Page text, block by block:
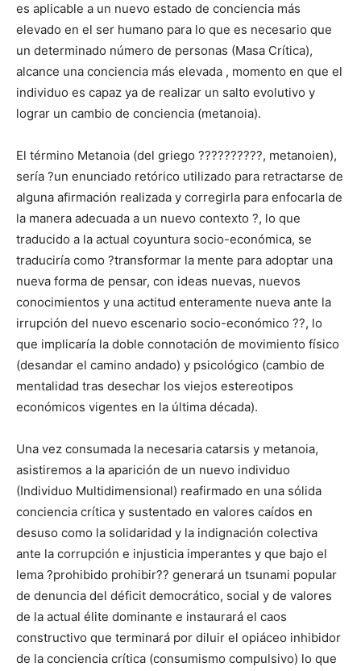
es aplicable a un nuevo estado de conciencia más
elevado en el ser humano para lo que es necesario que
un determinado número de personas (Masa Crítica),
alcance una conciencia más elevada , momento en que el
individuo es capaz ya de realizar un salto evolutivo y
lograr un cambio de conciencia (metanoia).
El término Metanoia (del griego ??????????, metanoien),
sería ?un enunciado retórico utilizado para retractarse de
alguna afirmación realizada y corregirla para enfocarla de
la manera adecuada a un nuevo contexto ?, lo que
traducido a la actual coyuntura socio-económica, se
traduciría como ?transformar la mente para adoptar una
nueva forma de pensar, con ideas nuevas, nuevos
conocimientos y una actitud enteramente nueva ante la
irrupción del nuevo escenario socio-económico ??, lo
que implicaría la doble connotación de movimiento físico
(desandar el camino andado) y psicológico (cambio de
mentalidad tras desechar los viejos estereotipos
económicos vigentes en la última década).
Una vez consumada la necesaria catarsis y metanoia,
asistiremos a la aparición de un nuevo individuo
(Individuo Multidimensional) reafirmado en una sólida
conciencia crítica y sustentado en valores caídos en
desuso como la solidaridad y la indignación colectiva
ante la corrupción e injusticia imperantes y que bajo el
lema ?prohibido prohibir?? generará un tsunami popular
de denuncia del déficit democrático, social y de valores
de la actual élite dominante e instaurará el caos
constructivo que terminará por diluir el opiáceo inhibidor
de la conciencia crítica (consumismo compulsivo) lo que